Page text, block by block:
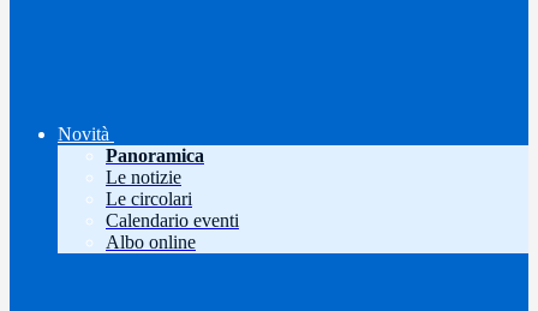
Novità
Panoramica
Le notizie
Le circolari
Calendario eventi
Albo online